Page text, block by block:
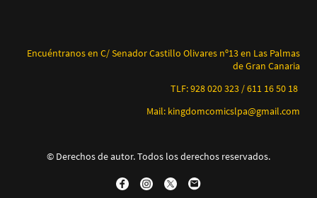
Encuéntranos en C/ Senador Castillo Olivares nº13 en Las Palmas
de Gran Canaria
TLF: 928 020 323 / 611 16 50 18
Mail: kingdomcomicslpa@gmail.com
© Derechos de autor. Todos los derechos reservados.